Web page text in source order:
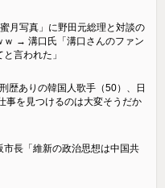
月写真」に野田元総理と対談の
ｗ → 溝口氏「溝口さんのファン
言われた」
歴ありの韓国人歌手（50）、日
事を見つけるのは大変そうだか
長「維新の政治思想は中国共